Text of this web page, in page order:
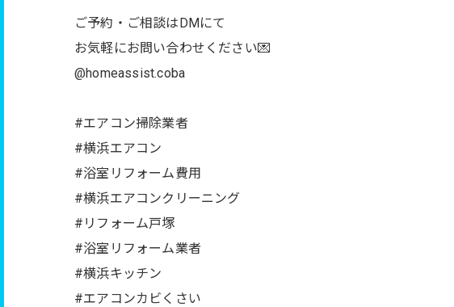
ご予約・ご相談はDMにて
お気軽にお問い合わせください💌
@homeassist.coba
#エアコン掃除業者
#横浜エアコン
#浴室リフォーム費用
#横浜エアコンクリーニング
#リフォーム戸塚
#浴室リフォーム業者
#横浜キッチン
#エアコンカビくさい